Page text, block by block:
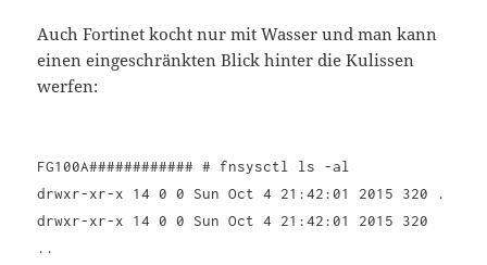
Auch Fortinet kocht nur mit Wasser und man kann
einen eingeschränkten Blick hinter die Kulissen
werfen:
FG100A############ # fnsysctl ls -al
drwxr-xr-x 14 0 0 Sun Oct 4 21:42:01 2015 320 .
drwxr-xr-x 14 0 0 Sun Oct 4 21:42:01 2015 320
..